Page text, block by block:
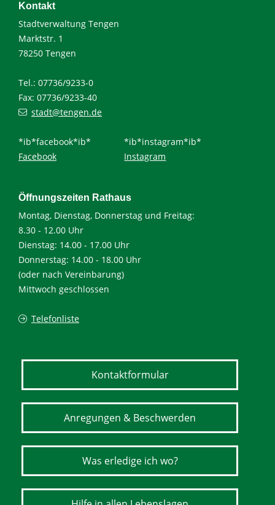
Kontakt
Stadtverwaltung Tengen
Marktstr. 1
78250 Tengen
Tel.: 07736/9233-0
Fax: 07736/9233-40
stadt@tengen.de
*ib*facebook*ib*
Facebook
*ib*instagram*ib*
Instagram
Öffnungszeiten Rathaus
Montag, Dienstag, Donnerstag und Freitag:
8.30 - 12.00 Uhr
Dienstag: 14.00 - 17.00 Uhr
Donnerstag: 14.00 - 18.00 Uhr
(oder nach Vereinbarung)
Mittwoch geschlossen
Telefonliste
Kontaktformular
Anregungen & Beschwerden
Was erledige ich wo?